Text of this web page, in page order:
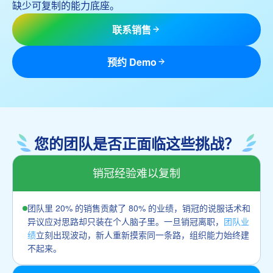
缺少可复制的能力底座。
联系销售
预约 Demo
您的团队是否正面临这些挑战？
销冠经验难以复制
团队里 20% 的销售贡献了 80% 的业绩，销冠的说服话术和
异议应对思路却只装在个人脑子里。一旦销冠离职， 团队业
绩立刻出现波动，新人重新摸索同一条路，组织能力始终建
不起来。